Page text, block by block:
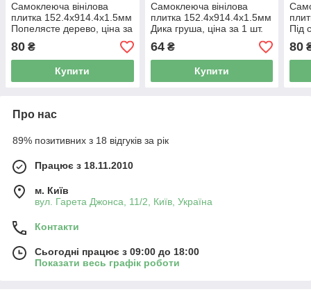
Самоклеюча вінілова
плитка 152.4х914.4х1.5мм
Попелясте дерево, ціна за
1 шт. (СВП-003) Матова
SW-00000284
80 ₴
Купити
Самоклеюча вінілова
плитка 152.4х914.4х1.5мм
Дика груша, ціна за 1 шт.
(СВП-013) Матова SW-
00001132
64₴
Купити
Під
80
Про нас
89% позитивних з 18 відгуків за рік
Працює з 18.11.2010
м. Київ
вул. Гарета Джонса, 11/2, Київ, Україна
Контакти
Сьогодні працює з 09:00 до 18:00
Показати весь графік роботи